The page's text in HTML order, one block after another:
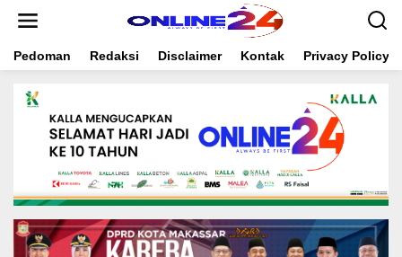
t
Pedoman Redaksi Disclaimer Kontak Privacy Policy